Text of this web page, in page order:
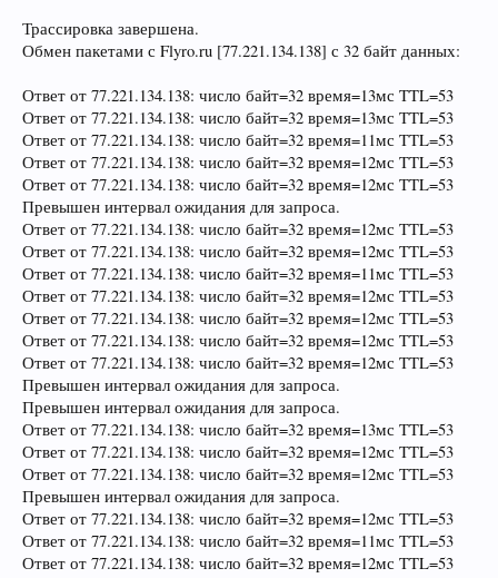
Трассировка завершена.
Обмен пакетами с Flyro.ru [77.221.134.138] с 32 байт данных:
Ответ от 77.221.134.138: число байт=32 время=13мс TTL=53
Ответ от 77.221.134.138: число байт=32 время=13мс TTL=53
Ответ от 77.221.134.138: число байт=32 время=11мс TTL=53
Ответ от 77.221.134.138: число байт=32 время=12мс TTL=53
Ответ от 77.221.134.138: число байт=32 время=12мс TTL=53
Превышен интервал ожидания для запроса.
Ответ от 77.221.134.138: число байт=32 время=12мс TTL=53
Ответ от 77.221.134.138: число байт=32 время=12мс TTL=53
Ответ от 77.221.134.138: число байт=32 время=11мс TTL=53
Ответ от 77.221.134.138: число байт=32 время=12мс TTL=53
Ответ от 77.221.134.138: число байт=32 время=12мс TTL=53
Ответ от 77.221.134.138: число байт=32 время=12мс TTL=53
Ответ от 77.221.134.138: число байт=32 время=12мс TTL=53
Превышен интервал ожидания для запроса.
Превышен интервал ожидания для запроса.
Ответ от 77.221.134.138: число байт=32 время=13мс TTL=53
Ответ от 77.221.134.138: число байт=32 время=12мс TTL=53
Ответ от 77.221.134.138: число байт=32 время=12мс TTL=53
Превышен интервал ожидания для запроса.
Ответ от 77.221.134.138: число байт=32 время=12мс TTL=53
Ответ от 77.221.134.138: число байт=32 время=11мс TTL=53
Ответ от 77.221.134.138: число байт=32 время=12мс TTL=53